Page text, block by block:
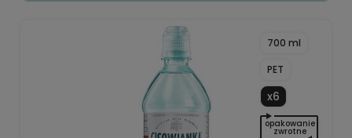
700 ml
PET
x6
opakowanie
zwrotne